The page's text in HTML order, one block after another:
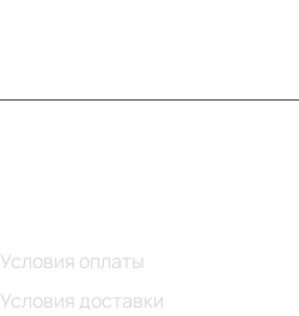
Условия оплаты
Условия доставки